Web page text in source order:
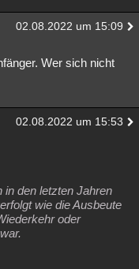
02.08.2022 um 15:09
Wer sich nicht
02.08.2022 um 15:53
in den letzten Jahren
wie die Ausbeute
oder